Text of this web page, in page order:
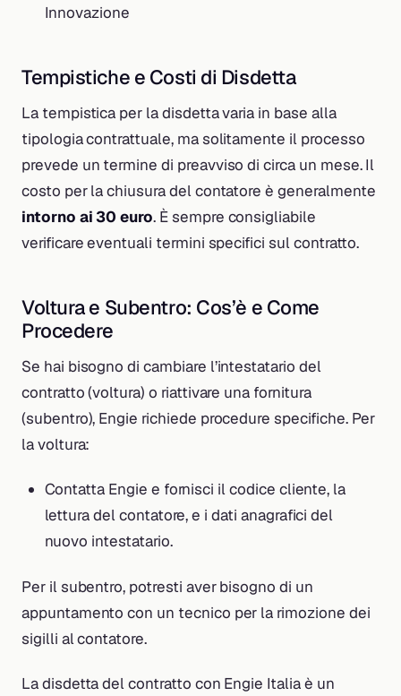
Innovazione
Tempistiche e Costi di Disdetta
La tempistica per la disdetta varia in base alla
tipologia contrattuale, ma solitamente il processo
prevede un termine di preavviso di circa un mese. Il
costo per la chiusura del contatore è generalmente
intorno ai 30 euro. È sempre consigliabile
verificare eventuali termini specifici sul contratto.
Voltura e Subentro: Cos’è e Come
Procedere
Se hai bisogno di cambiare l’intestatario del
contratto (voltura) o riattivare una fornitura
(subentro), Engie richiede procedure specifiche. Per
la voltura:
Contatta Engie e fornisci il codice cliente, la
lettura del contatore, e i dati anagrafici del
nuovo intestatario.
Per il subentro, potresti aver bisogno di un
appuntamento con un tecnico per la rimozione dei
sigilli al contatore.
La disdetta del contratto con Engie Italia è un